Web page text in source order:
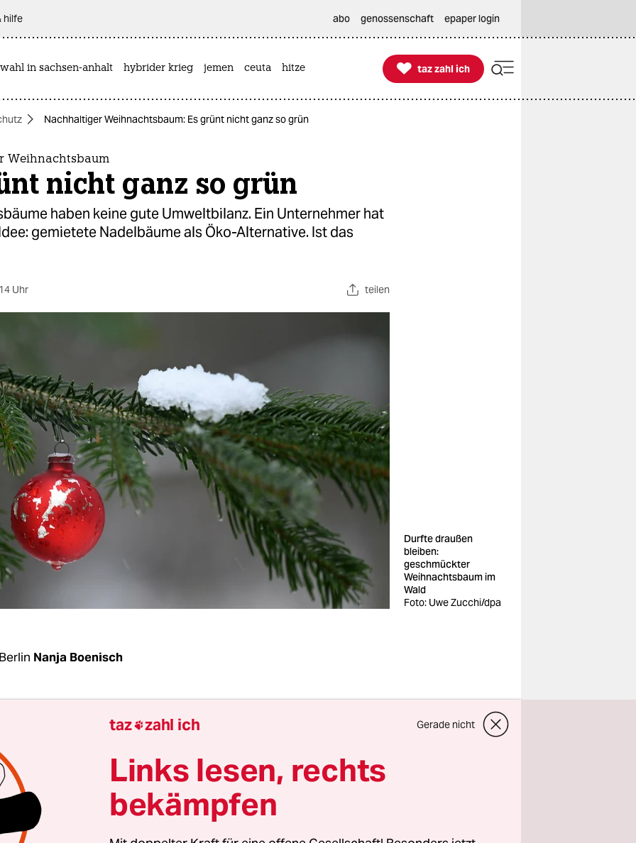
hilfe abo genossenschaft epaper login
in sachsen-anhalt hybrider krieg jemen ceuta hitze 
taz zahl ich
taz zahl ich
Nachhaltiger Weihnachtsbaum: Es grünt nicht ganz so grün
Weihnachtsbaum
nicht ganz so grün
haben keine gute Umweltbilanz. Ein Unternehmer hat
gemietete Nadelbäume als Öko-Alternative. Ist das
Uhr teilen
Durfte draußen
bleiben:
geschmückter
Weihnachtsbaum im
Wald
Foto: Uwe Zucchi/dpa
Nanja Boenisch
naht in großen Schritten. Immer wieder erzählen
Verwandte, sogar Fremde, die sich in der Bahn
„Wir haben jetzt
doch
einen Weihnachtsbaum gekauft.“ Es
das nicht (mehr) selbstverständlich. Meldet sich da in der
das schlechte Öko-Gewissen?
verkauft in Berlin und Umgebung
taz zahl ich Gerade nicht
Links lesen, rechts
bekämpfen